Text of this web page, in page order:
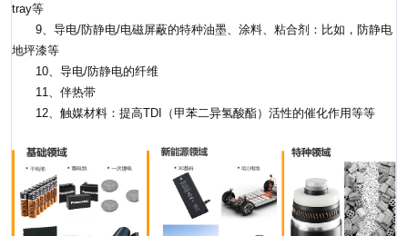
tray等
9、导电/防静电/电磁屏蔽的特种油墨、涂料、粘合剂：比如，防静电
地坪漆等
10、导电/防静电的纤维
11、伴热带
12、触媒材料：提高TDI（甲苯二异氢酸酯）活性的催化作用等等